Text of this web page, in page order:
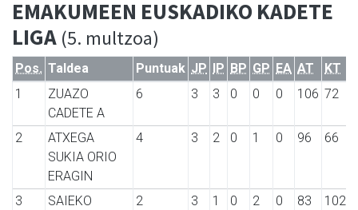
EMAKUMEEN EUSKADIKO KADETE
LIGA (5. multzoa)
Pos. Taldea Puntuak JP IP BP GP EA AT
KT
1
ZUAZO
CADETE A
6 3 3 0 0 0 106 72
2
ATXEGA
SUKIA ORIO
ERAGIN
4 3 2 0 1 0 96 66
3
SAIEKO
2 3 1 0 2 0 83 102